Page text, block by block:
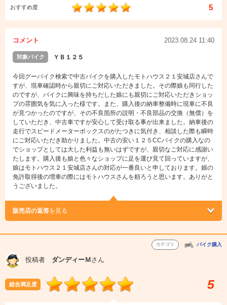
おすすめ度 5
コメント 2023.08.24 11:40
対象バイク ＹＢ１２５
今回グーバイク検索で中古バイクを購入したモトハウス２１安城店さんで
すが、現車確認時から親切にご対応いただきました。その際娘も同行した
のですが、バイクに興味を持ちだした娘にも親切にご対応いただきショッ
プの雰囲気を気に入った様です。また、購入後の納車整備時に現車に不良
が見つかったのですが、その不良箇所の説明・不良部品の交換（無償）を
していただき、中古車ですが安心して受け取る事が出来ました。納車後の
走行でスピードメーターボックスのがたつきに気付き、相談した際も瞬時
にご対応いただき助かりました。中古の安い１２５CCバイクの購入なの
でショップとしては大した利益も無いはずですが、親切なご対応に感謝い
たします。購入後も娘と色々なショップに足を運び見て回っていますが、
娘はモトハウス２１安城店さんの対応が一番良いと申しております。娘の
免許取得後の増車の際にはモトハウスさんを頼ろうと思います。ありがと
うございました。
販売店の返答を見る
カテゴリ バイク購入
投稿者 ダンディーＭさん
総合満足度 5